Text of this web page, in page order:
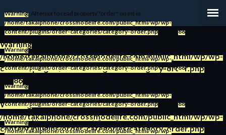
Warning
/home/takaiphone/crossmodelife.com/public_html/wp/wp-
content/plugins/order-categories/category-order.php
86
Warning: Attempt to read property "order" on int in
/home/takaiphone/crossmodelife.com/public_html/wp/wp-
content/plugins/order-categories/category-order.php
Warning: Attempt to read property "order" on int in
/home/takaiphone/crossmodelife.com/public_html/wp/wp-
content/plugins/order-categories/category-order.phpon line 86
Warning: Attempt to read property "order" on int in
/home/takaiphone/crossmodelife.com/public_html/wp/wp-
content/plugins/order-categories/category-order.phpon line86
Warning: Attempt to read property "name" on int in
/home/takaiphone/crossmodelife.com/public_html/wp/wp-
content/plugins/order-categories/category-order.phpon line 88
Warning: Attempt to read property "name" on int in
/home/takaiphone/crossmodelife.com/public_html/wp/wp-